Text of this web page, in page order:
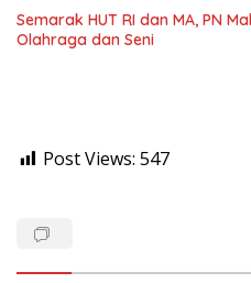
Semarak HUT RI dan MA, PN
Olahraga dan Seni
Post Views: 547